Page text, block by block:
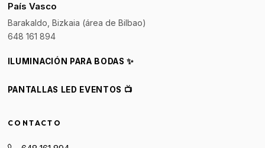
País Vasco
Barakaldo, Bizkaia (área de Bilbao)
648 161 894
ILUMINACIÓN PARA BODAS ✨
PANTALLAS LED EVENTOS 📺
CONTACTO